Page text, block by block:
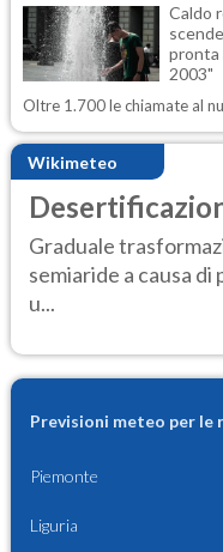
Caldo
pronta
2003"
Oltre 1.700 le chiamate al
Wikimeteo
Graduale
semiaride a causa
u...
Previsioni meteo per le
Piemonte
Liguria